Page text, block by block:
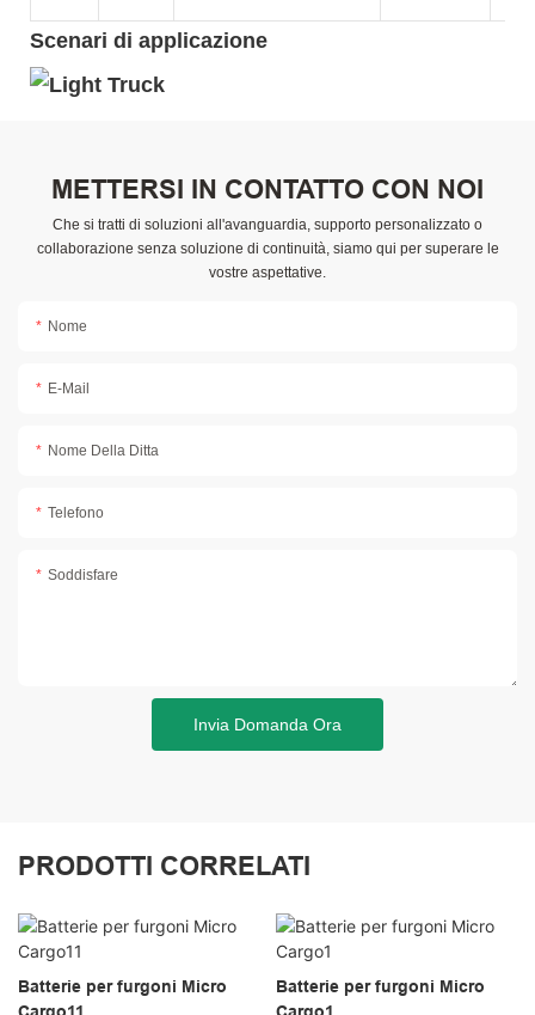
Scenari di applicazione
METTERSI IN CONTATTO CON NOI
Che si tratti di soluzioni all'avanguardia, supporto personalizzato o
collaborazione senza soluzione di continuità, siamo qui per superare le
vostre aspettative.
Nome
E-Mail
Nome Della Ditta
Telefono
Soddisfare
Invia Domanda Ora
PRODOTTI CORRELATI
Batterie per furgoni Micro
Cargo11
Batterie per furgoni Micro
Cargo1